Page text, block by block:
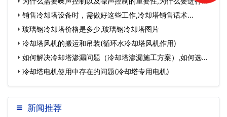
声影响预测…
销售冷却塔设备时，需做好这些工作,冷却塔销售话术…
玻璃钢冷却塔价格是多少,玻璃钢冷却塔图片
冷却塔风机的搬运和吊装(循环水冷却塔风机作用)
如何解决冷却塔渗漏问题（冷却塔渗漏施工方案）,如何选择
冷却塔…
冷却塔电机使用中存在的问题(冷却塔专用电机)
新闻推荐